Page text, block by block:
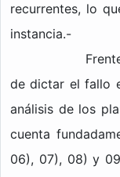
recurrentes, lo
instancia.-
de dictar el fallo
análisis de los
cuenta
06), 07), 08) y